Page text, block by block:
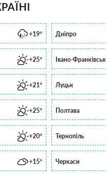
+19° Дніпро
+25° Івано-Франківськ
+21° Луцьк
+25° Полтава
+20° Тернопіль
+15° Черкаси